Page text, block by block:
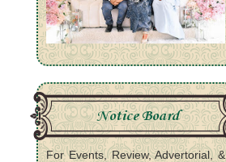
Notice Board
For Events, Review, Advertorial, &